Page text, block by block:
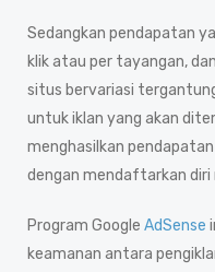
Sedangkan pendapatan
klik atau per tayangan,
situs bervariasi
untuk iklan yang akan
menghasilkan
dengan mendaftarkan diri
Program Google AdSense
keamanan antara